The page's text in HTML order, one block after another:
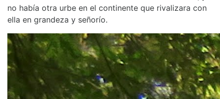
no había otra urbe en el continente que rivalizara con
ella en grandeza y señorío.